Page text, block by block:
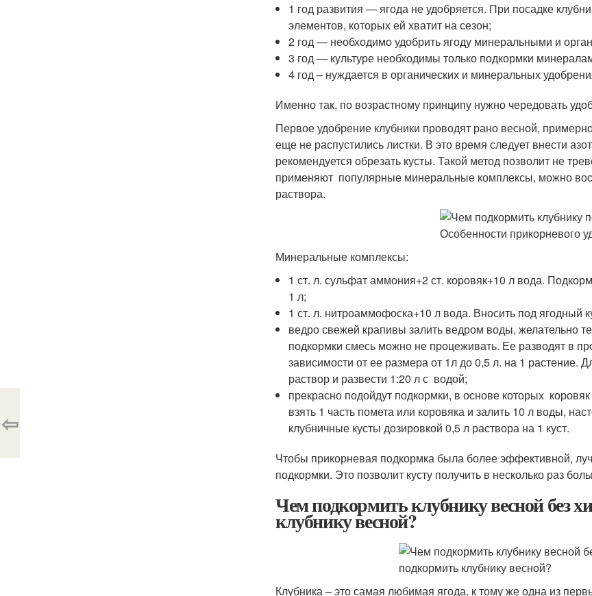
1 год развития — ягода не удобряется. При посадке
элементов, которых ей хватит на сезон;
2 год — необходимо удобрить ягоду минеральными и
3 год — культуре необходимы только подкормки
4 год – нуждается в органических и минеральных
Именно так, по возрастному принципу нужно чередовать
Первое удобрение клубники проводят рано весной,
еще не распустились листки. В это время следует внести
рекомендуется обрезать кусты. Такой метод позволит не
применяют популярные минеральные комплексы, можно
раствора.
Минеральные комплексы:
1 ст. л. сульфат аммония+2 ст. коровяк+10 л вода.
1 л;
1 ст. л. нитроаммофоска+10 л вода. Вносить под ягодный
ведро свежей крапивы залить ведром воды, желательно
подкормки смесь можно не процеживать. Ее разводят в
зависимости от ее размера от 1л до 0,5 л. на 1 растение.
раствор и развести 1:20 л с водой;
прекрасно подойдут подкормки, в основе которых
взять 1 часть помета или коровяка и залить 10 л воды,
клубничные кусты дозировкой 0,5 л раствора на 1 куст.
Чтобы прикорневая подкормка была более эффективной,
подкормки. Это позволит кусту получить в несколько раз
Чем подкормить клубнику весной без
клубнику весной?
Клубника – это самая любимая ягода, к тому же одна из
⇦